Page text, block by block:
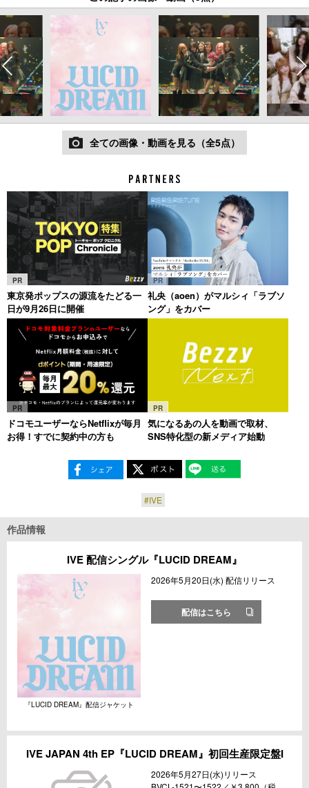
全ての画像・動画を見る（全5点）
PR
東京発ポップスの源流をたどる一
日が9月26日に開催
PR
礼央（aoen）がマルシィ「ラブソ
ング」をカバー
PR
ドコモユーザーならNetflixが毎月
お得！すでに契約中の方も
PR
気になるあの人を動画で取材、
SNS特化型の新メディア始動
#IVE
作品情報
IVE 配信シングル『LUCID DREAM』
『LUCID DREAM』配信ジャケット
2026年5月20日(水) 配信リリース
配信はこちら
IVE JAPAN 4th EP『LUCID DREAM』初回生産限定盤I
2026年5月27日(水)リリース